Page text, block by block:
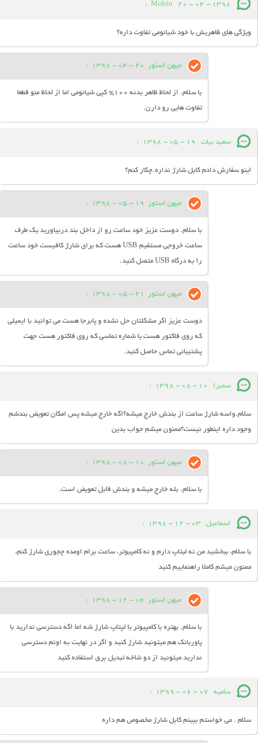
Mobin 20 - 04 - 1398
:
ویژگی های ظاهریش با خود شیائومی تفاوت داره؟
میهن استور 20 - 04 - 1398
:
با سلام. از لحاظ ظاهر بدنه 100% کپی شیائومی اما از لحاظ منو قطعا
تفاوت هایی رو دارن.
سعید بیات 19 - 05 - 1398
:
اینو سفارش دادم کابل شارژ نداره.چکار کنم؟
میهن استور 19 - 05 - 1398
:
با سلام. دوست عزیز خود ساعت رو از داخل بند دربیاورید یک طرف
ساعت خروجی مستقیم USB هست که برای شارژ کافیست خود ساعت
را به درگاه USB متصل کنید.
میهن استور 21 - 05 - 1398
:
دوست عزیز اگر مشکلتان حل نشده و پابرجا هست می توانید با ایمیلی
که روی فاکتور هست یا شماره تماسی که روی فاکتور هست جهت
پشتیبانی تماس حاصل کنید.
سمیرا 10 - 08 - 1398
:
سلام.واسه شارژ ساعت از بندش خارج میشه؟اگه خارج میشه پس امکان تعویض بندشم
وجود داره اینطور نیست؟ممنون میشم جواب بدین
میهن استور 10 - 08 - 1398
:
با سلام. بله خارج میشه و بندش قابل تعویض است.
اسماعیل 03 - 12 - 1398
:
با سلام، ببخشید من نه لبتاپ دارم و نه کامپیوتر، ساعت برام اومده چجوری شارژ کنم،
ممنون میشم کاملا راهنماییم کنید
میهن استور 04 - 12 - 1398
:
با سلام. بهتره با کامپیوتر یا لپتاپ شارژ شه اما اگه دسترسی ندارید با
پاوربانک هم میتونید شارژ کنید و اگر در نهایت به اونم دسترسی
ندارید میتونید از دو شاخه تبدیل برق استفاده کنید
سامیه 07 - 06 - 1399
:
سلام . می خواستم ببینم کابل شارژ مخصوص هم داره